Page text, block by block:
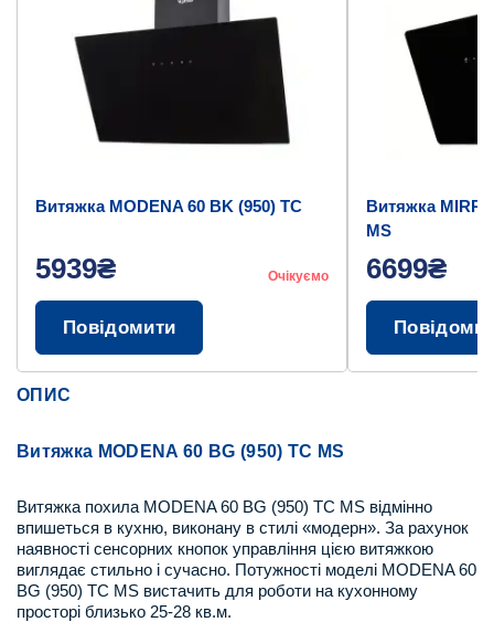
Витяжка MODENA 60 BK (950) TC
5939₴ Очікуємо
Повідомити
Витяжка
MS
6699₴
ОПИС
Витяжка MODENA 60 BG (950) TC MS
Витяжка похила MODENA 60 BG (950) TC MS відмінно
впишеться в кухню, виконану в стилі «модерн». За рахунок
наявності сенсорних кнопок управління цією витяжкою
виглядає стильно і сучасно. Потужності моделі MODENA 60
BG (950) TC MS вистачить для роботи на кухонному
просторі близько 25-28 кв.м.